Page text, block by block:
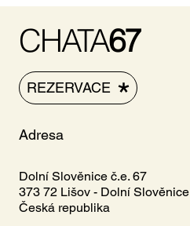
CHATA67
REZERVACE
Adresa
Dolní Slověnice č.e. 67
373 72 Lišov - Dolní Slověnice
Česká republika